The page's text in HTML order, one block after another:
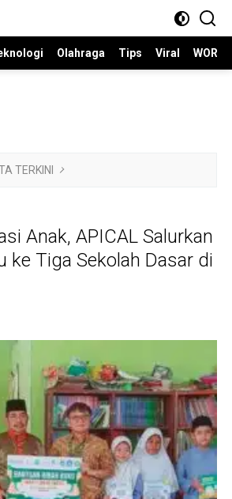
Olahraga Tips Viral
TERKINI
Anak, APICAL Salurkan
ke Tiga Sekolah Dasar di